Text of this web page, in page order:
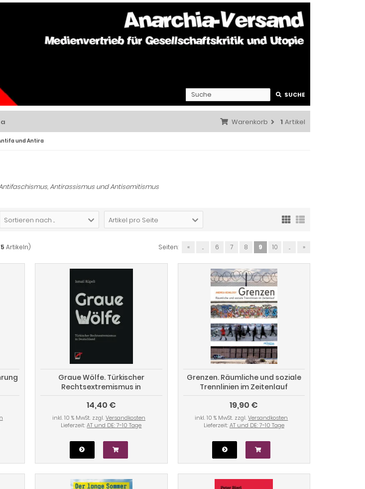
SUCHE
Warenkorb 1 Artikel
und Antira
Antirassismus und Antisemitismus
Sortieren nach ... Artikel pro Seite
Artikeln) Seiten: « ... 6 7 8 9 10 ... »
Graue Wölfe. Türkischer
Rechtsextremismus in
Deutschland
14,40 €
inkl. 10 % MwSt. zzgl.Versandkosten
Lieferzeit:AT und DE: 7-10 Tage
Grenzen. Räumliche und soziale
Trennlinien im Zeitenlauf
19,90 €
inkl. 10 % MwSt. zzgl.Versandkosten
Lieferzeit:AT und DE: 7-10 Tage